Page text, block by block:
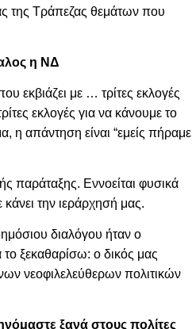
της Τράπεζας θεμάτων που
η ΝΔ
εκβιάζει με … τρίτες εκλογές
εκλογές για να κάνουμε το
η απάντηση είναι “εμείς πήραμε
παράταξης. Εννοείται φυσικά
την ιεράρχησή μας.
διαλόγου ήταν ο
ξεκαθαρίσω: ο δικός μας
νεοφιλελεύθερων πολιτικών
ξανά στους πολίτες